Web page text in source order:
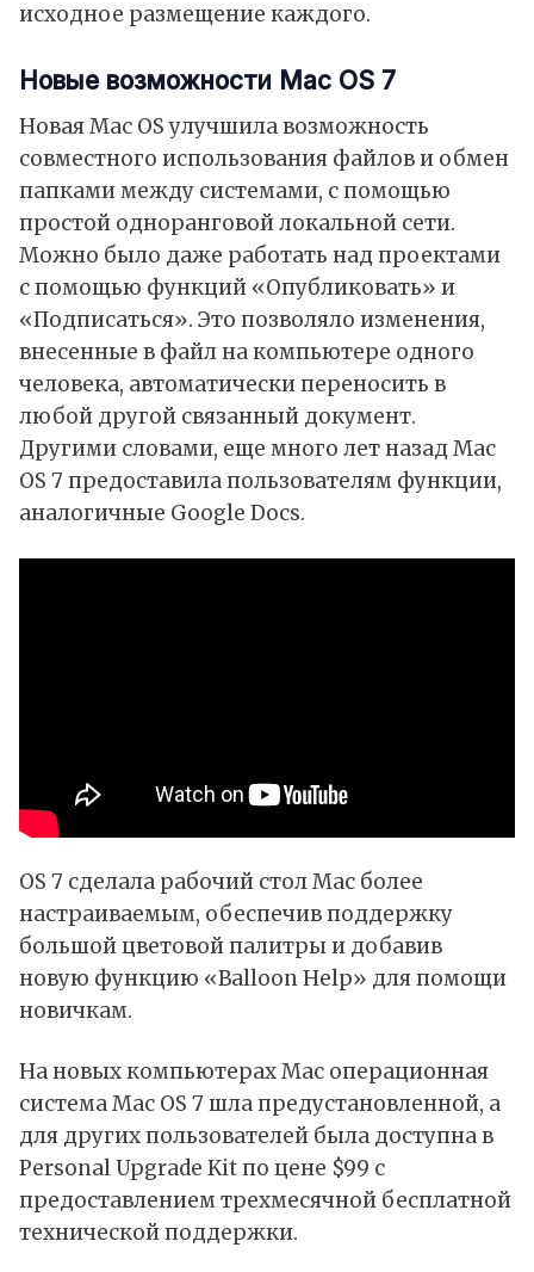
исходное размещение каждого.
Новые возможности Mac OS 7
Новая Mac OS улучшила возможность
совместного использования файлов и обмен
папками между системами, с помощью
простой одноранговой локальной сети.
Можно было даже работать над проектами
с помощью функций «Опубликовать» и
«Подписаться». Это позволяло изменения,
внесенные в файл на компьютере одного
человека, автоматически переносить в
любой другой связанный документ.
Другими словами, еще много лет назад Mac
OS 7 предоставила пользователям функции,
аналогичные Google Docs.
OS 7 сделала рабочий стол Mac более
настраиваемым, обеспечив поддержку
большой цветовой палитры и добавив
новую функцию «Balloon Help» для помощи
новичкам.
На новых компьютерах Mac операционная
система Mac OS 7 шла предустановленной, а
для других пользователей была доступна в
Personal Upgrade Kit по цене $99 с
предоставлением трехмесячной бесплатной
технической поддержки.